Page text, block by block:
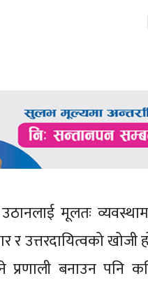
मूलतः
र उत्तरदायित्वको
प्रणाली बनाउन पनि